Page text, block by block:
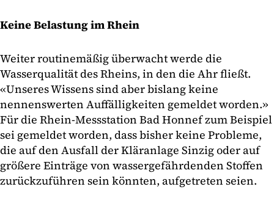
Keine Belastung im Rhein
Weiter routinemäßig überwacht werde die
Wasserqualität des Rheins, in den die Ahr fließt.
«Unseres Wissens sind aber bislang keine
nennenswerten Auffälligkeiten gemeldet worden.»
Für die Rhein-Messstation Bad Honnef zum Beispiel
sei gemeldet worden, dass bisher keine Probleme,
die auf den Ausfall der Kläranlage Sinzig oder auf
größere Einträge von wassergefährdenden Stoffen
zurückzuführen sein könnten, aufgetreten seien.